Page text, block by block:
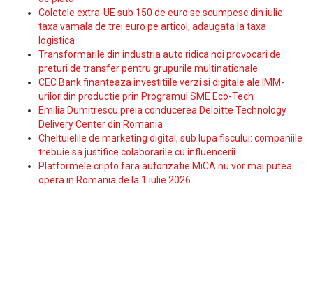
Coletele extra-UE sub 150 de euro se scumpesc din iulie:
taxa vamala de trei euro pe articol, adaugata la taxa
logistica
Transformarile din industria auto ridica noi provocari de
preturi de transfer pentru grupurile multinationale
CEC Bank finanteaza investitiile verzi si digitale ale IMM-
urilor din productie prin Programul SME Eco-Tech
Emilia Dumitrescu preia conducerea Deloitte Technology
Delivery Center din Romania
Cheltuielile de marketing digital, sub lupa fiscului: companiile
trebuie sa justifice colaborarile cu influencerii
Platformele cripto fara autorizatie MiCA nu vor mai putea
opera in Romania de la 1 iulie 2026